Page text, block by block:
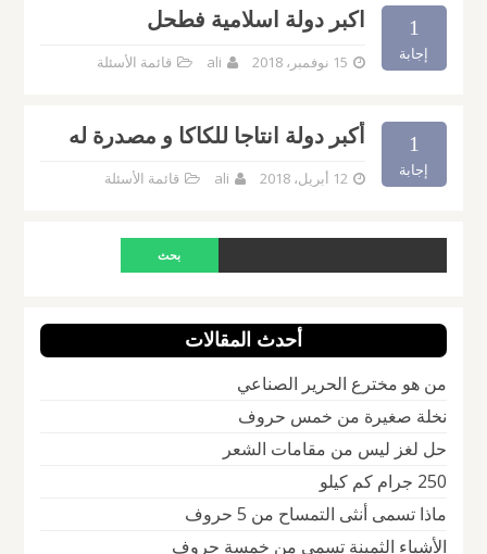
1
إجابة
اكبر دولة اسلامية فطحل
15 نوفمبر، 2018 ali قائمة الأسئلة
1
إجابة
أكبر دولة انتاجا للكاكا و مصدرة له
12 أبريل، 2018 ali قائمة الأسئلة
أحدث المقالات
من هو مخترع الحرير الصناعي
نخلة صغيرة من خمس حروف
حل لغز ليس من مقامات الشعر
250 جرام كم كيلو
ماذا تسمى أنثى التمساح من 5 حروف
الأشياء الثمينة تسمى من خمسة حروف